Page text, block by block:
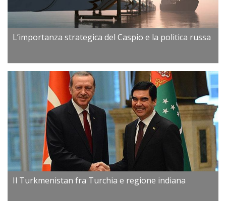
L’importanza strategica del Caspio e la politica russa
Il Turkmenistan fra Turchia e regione indiana